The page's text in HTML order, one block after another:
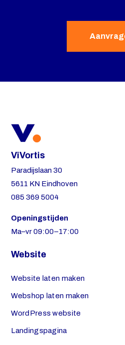
ViVortis
Paradijslaan 30
5611 KN Eindhoven
085 369 5004
Openingstijden
Ma–vr 09:00–17:00
Website
Website laten maken
Webshop laten maken
WordPress website
Landingspagina